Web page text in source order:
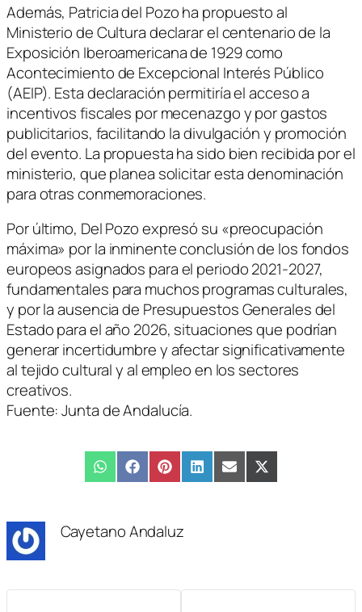
Además, Patricia del Pozo ha propuesto al
Ministerio de Cultura declarar el centenario de la
Exposición Iberoamericana de 1929 como
Acontecimiento de Excepcional Interés Público
(AEIP). Esta declaración permitiría el acceso a
incentivos fiscales por mecenazgo y por gastos
publicitarios, facilitando la divulgación y promoción
del evento. La propuesta ha sido bien recibida por el
ministerio, que planea solicitar esta denominación
para otras conmemoraciones.
Por último, Del Pozo expresó su «preocupación
máxima» por la inminente conclusión de los fondos
europeos asignados para el periodo 2021-2027,
fundamentales para muchos programas culturales,
y por la ausencia de Presupuestos Generales del
Estado para el año 2026, situaciones que podrían
generar incertidumbre y afectar significativamente
al tejido cultural y al empleo en los sectores
creativos.
Fuente: Junta de Andalucía.
Compartir
en
WhatsAppCompartir
en
FacebookCompartir
en
PinterestCompartir
en
LinkedInCompartir
en
EmailCompartir
en
X
(Twitter)
Cayetano Andaluz